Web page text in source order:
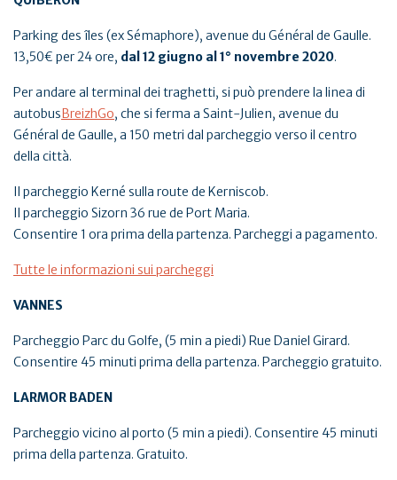
Parking des îles (ex Sémaphore), avenue du Général de Gaulle.
13,50€ per 24 ore, dal 12 giugno al 1° novembre 2020.
Per andare al terminal dei traghetti, si può prendere la linea di
autobusBreizhGo, che si ferma a Saint-Julien, avenue du
Général de Gaulle, a 150 metri dal parcheggio verso il centro
della città.
Il parcheggio Kerné sulla route de Kerniscob.
Il parcheggio Sizorn 36 rue de Port Maria.
Consentire 1 ora prima della partenza. Parcheggi a pagamento.
Tutte le informazioni sui parcheggi
VANNES
Parcheggio Parc du Golfe, (5 min a piedi) Rue Daniel Girard.
Consentire 45 minuti prima della partenza. Parcheggio gratuito.
LARMOR BADEN
Parcheggio vicino al porto (5 min a piedi). Consentire 45 minuti
prima della partenza. Gratuito.